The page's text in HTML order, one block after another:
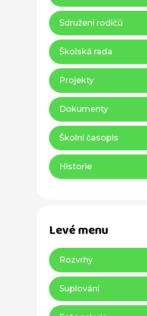
Sdružení rodičů
Školská rada
Projekty
Dokumenty
Školní časopis
Historie
Levé menu
Rozvrhy
Suplování